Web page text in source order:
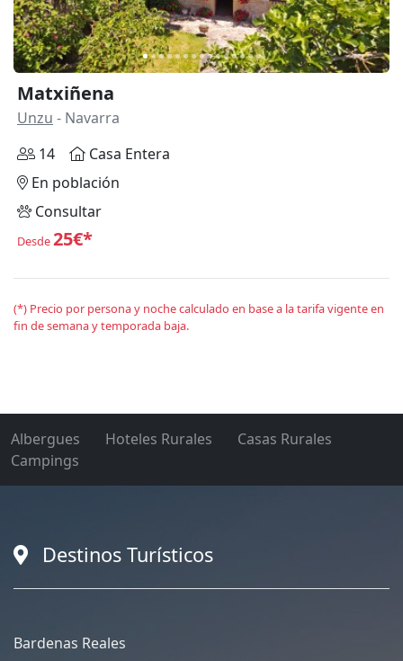
Matxiñena
Unzu - Navarra
14
Casa Entera
En población
Consultar
Desde25€*
(*) Precio por persona y noche calculado en base a la tarifa vigente en
fin de semana y temporada baja.
Albergues Hoteles Rurales
Casas Rurales
Campings
Destinos Turísticos
Bardenas Reales